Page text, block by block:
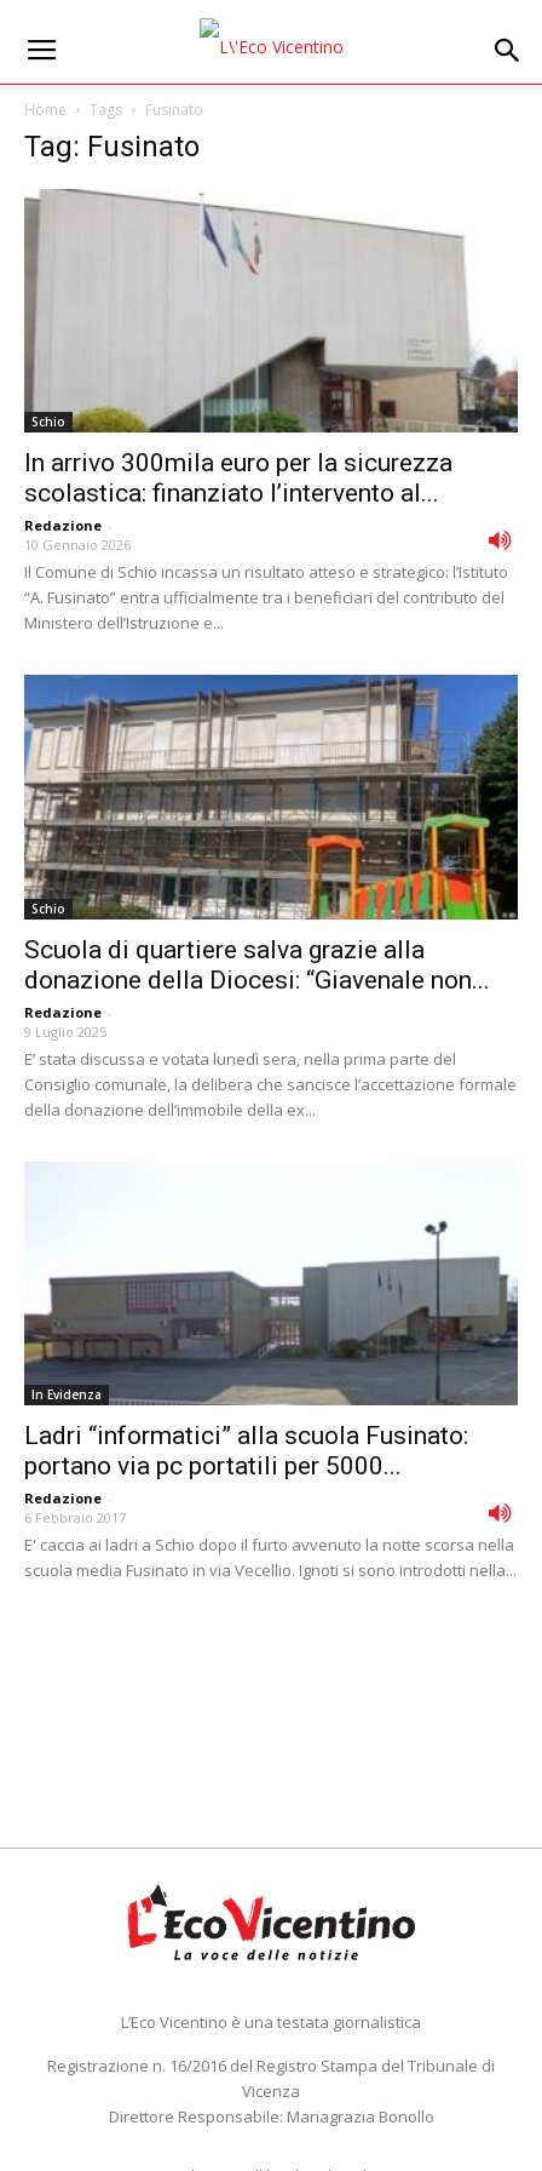
Home Tags Fusinato
Tag: Fusinato
Schio
In arrivo 300mila euro per la sicurezza
scolastica: finanziato l’intervento al...
Redazione -
10 Gennaio 2026
Il Comune di Schio incassa un risultato atteso e strategico: l’Istituto
“A. Fusinato” entra ufficialmente tra i beneficiari del contributo del
Ministero dell’Istruzione e...
Schio
Scuola di quartiere salva grazie alla
donazione della Diocesi: “Giavenale non...
Redazione -
9 Luglio 2025
E’ stata discussa e votata lunedì sera, nella prima parte del
Consiglio comunale, la delibera che sancisce l’accettazione formale
della donazione dell’immobile della ex...
In Evidenza
Ladri “informatici” alla scuola Fusinato:
portano via pc portatili per 5000...
Redazione -
6 Febbraio 2017
E' caccia ai ladri a Schio dopo il furto avvenuto la notte scorsa nella
scuola media Fusinato in via Vecellio. Ignoti si sono introdotti nella...
L’Eco Vicentino è una testata giornalistica
Registrazione n. 16/2016 del Registro Stampa del Tribunale di
Vicenza
Direttore Responsabile: Mariagrazia Bonollo